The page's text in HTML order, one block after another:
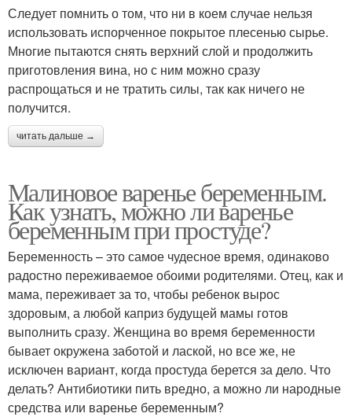
Следует помнить о том, что ни в коем случае нельзя
использовать испорченное покрытое плесенью сырье.
Многие пытаются снять верхний слой и продолжить
приготовления вина, но с ним можно сразу
распрощаться и не тратить силы, так как ничего не
получится.
читать дальше →
Малиновое варенье беременным.
Как узнать, можно ли варенье
беременным при простуде?
Беременность – это самое чудесное время, одинаково
радостно переживаемое обоими родителями. Отец, как и
мама, переживает за то, чтобы ребенок вырос
здоровым, а любой каприз будущей мамы готов
выполнить сразу. Женщина во время беременности
бывает окружена заботой и лаской, но все же, не
исключен вариант, когда простуда берется за дело. Что
делать? Антибиотики пить вредно, а можно ли народные
средства или варенье беременным?